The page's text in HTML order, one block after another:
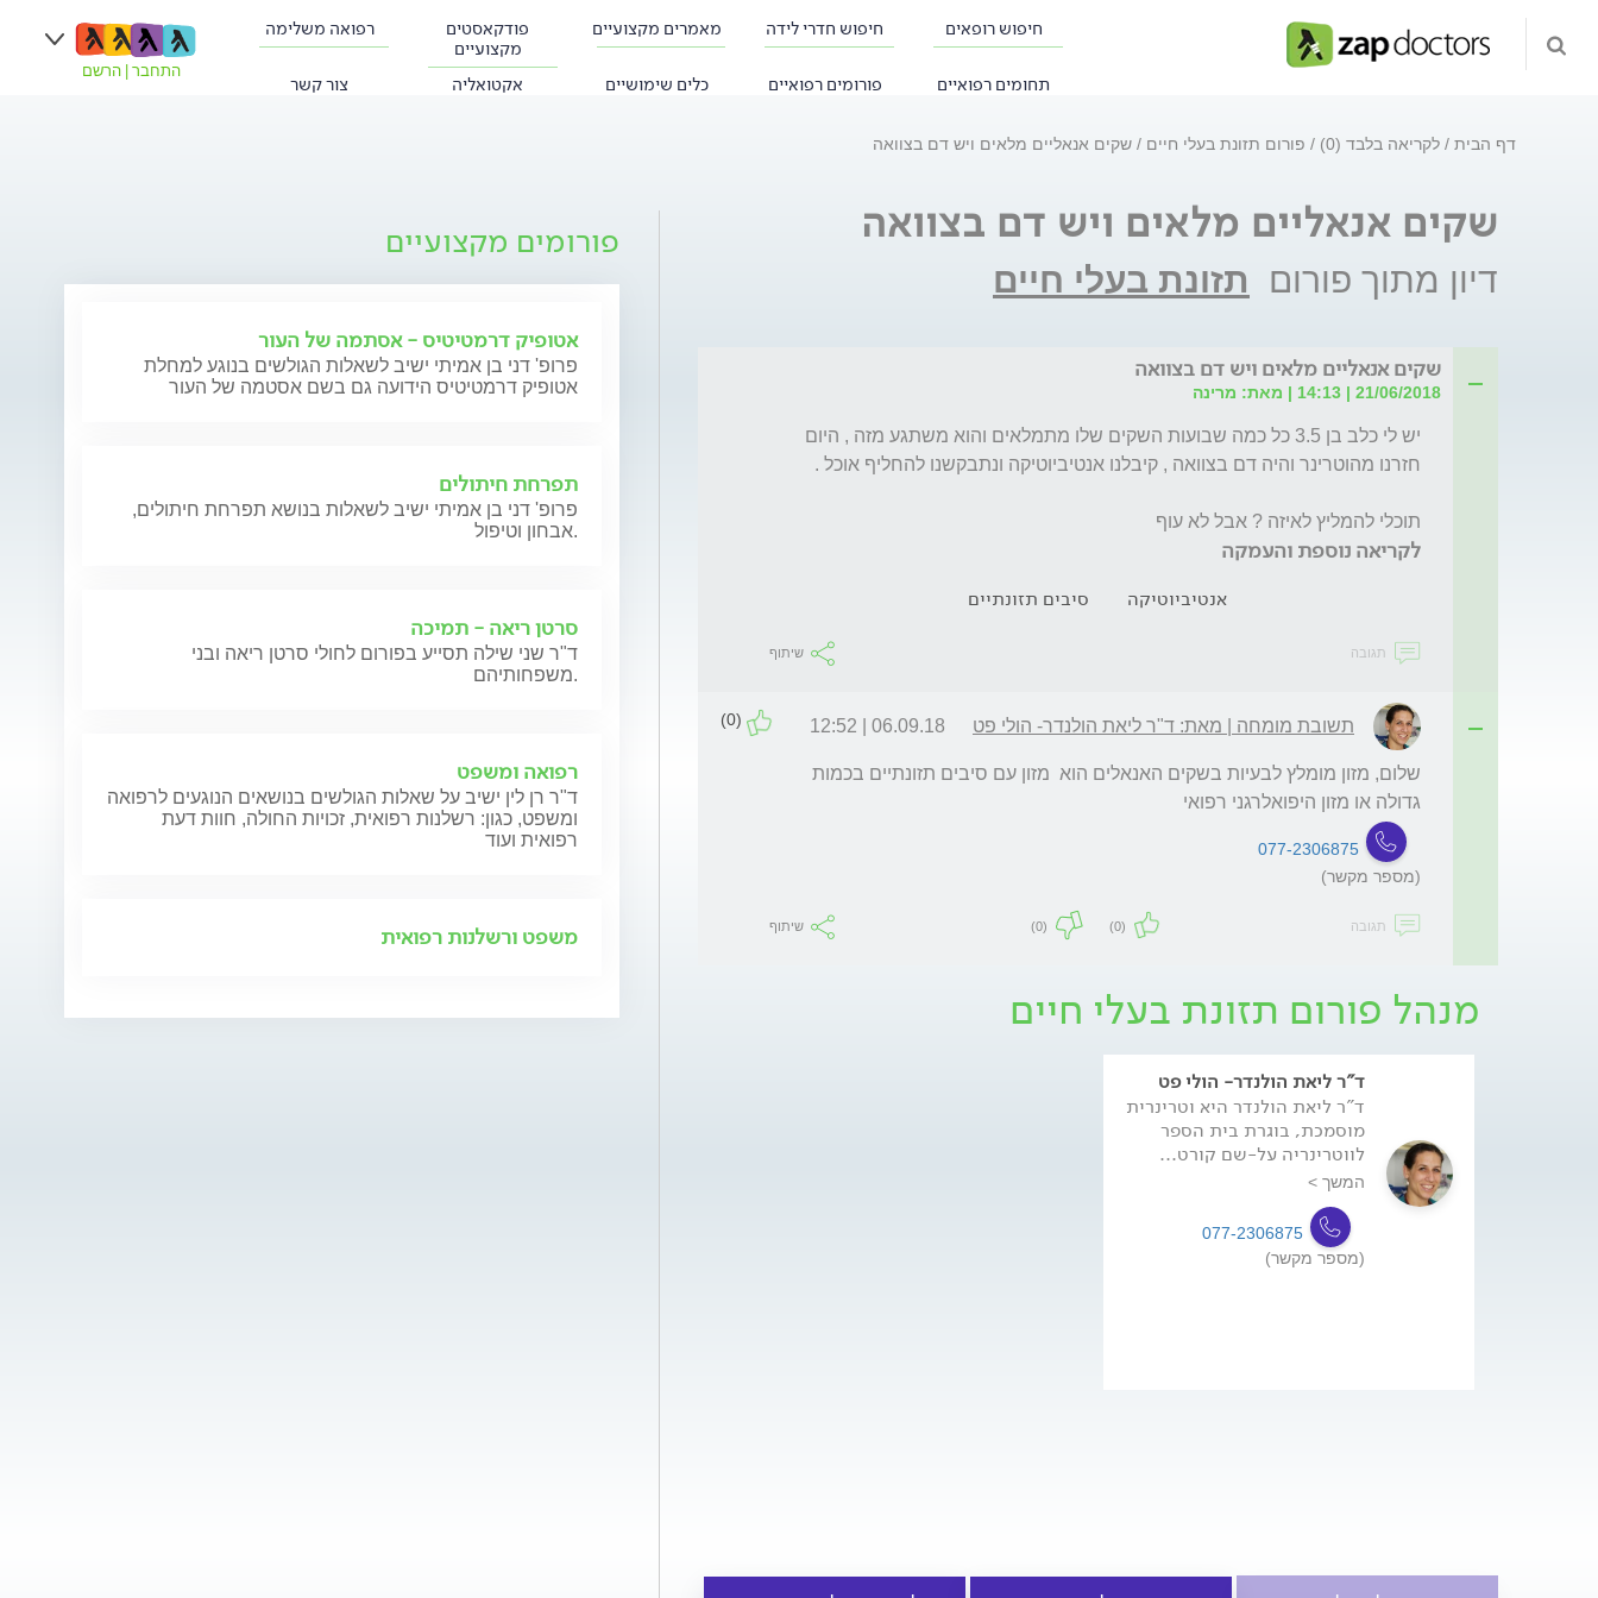
חיפוש רופאים חיפוש חדרי לידה מאמרים מקצועיים
פודקאסטים
מקצועיים
רפואה משלימה
תחומים רפואיים פורומים רפואיים כלים שימושיים אקטואליה צור קשר
התחבר הרשם
דף הבית לקריאה בלבד (0) פורום תזונת בעלי חיים שקים אנאליים מלאים ויש דם בצוואה
שקים אנאליים מלאים ויש דם בצוואה
דיון מתוך פורום תזונת בעלי חיים
שקים אנאליים מלאים ויש דם בצוואה
21/06/2018 | 14:13 | מאת: מרינה
תוכלי להמליץ לאיזה ? אבל לא עוף
לקריאה נוספת והעמקה
אנטיביוטיקה סיבים תזונתיים
תגובה שיתוף
תשובת מומחה | מאת: ד"ר ליאת הולנדר- הולי פט 06.09.18 | 12:52
(0)
גדולה או מזון היפואלרגני רפואי
077-2306875
(מספר מקשר)
תגובה (0)
(0) שיתוף
מנהל פורום תזונת בעלי חיים
ד"ר ליאת הולנדר- הולי פט
ד"ר ליאת הולנדר היא וטרינרית
מוסמכת, בוגרת בית הספר
לווטרינריה על-שם קורט...
המשך >
077-2306875
(מספר מקשר)
פורומים מקצועיים
אטופיק דרמטיטיס - אסתמה של העור
פרופ' דני בן אמיתי ישיב לשאלות הגולשים בנוגע למחלת
אטופיק דרמטיטיס הידועה גם בשם אסטמה של העור
תפרחת חיתולים
פרופ' דני בן אמיתי ישיב לשאלות בנושא תפרחת חיתולים,
אבחון וטיפול.
סרטן ריאה - תמיכה
ד"ר שני שילה תסייע בפורום לחולי סרטן ריאה ובני
משפחותיהם.
רפואה ומשפט
ד"ר רן לין ישיב על שאלות הגולשים בנושאים הנוגעים לרפואה
ומשפט, כגון: רשלנות רפואית, זכויות החולה, חוות דעת
רפואית ועוד
משפט ורשלנות רפואית